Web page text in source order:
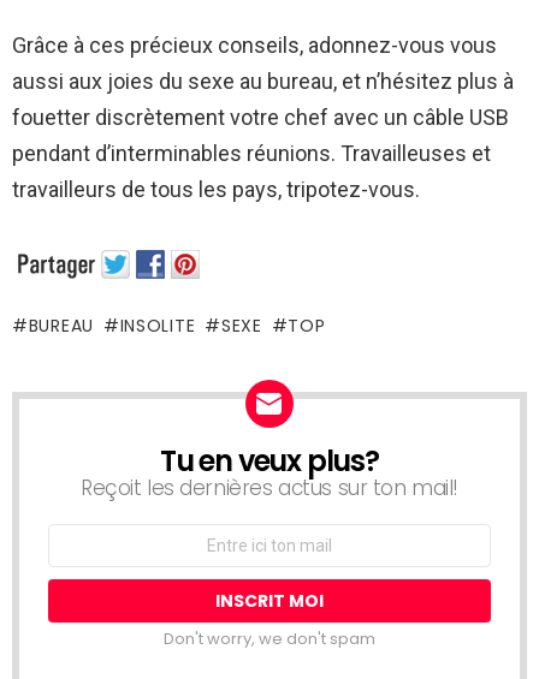
Grâce à ces précieux conseils, adonnez-vous vous
aussi aux joies du sexe au bureau, et n’hésitez plus à
fouetter discrètement votre chef avec un câble USB
pendant d’interminables réunions. Travailleuses et
travailleurs de tous les pays, tripotez-vous.
BUREAU INSOLITE SEXE TOP
NEWSLETTERTu en veux plus?
Reçoit les dernières actus sur ton mail!
Don't worry, we don't spam